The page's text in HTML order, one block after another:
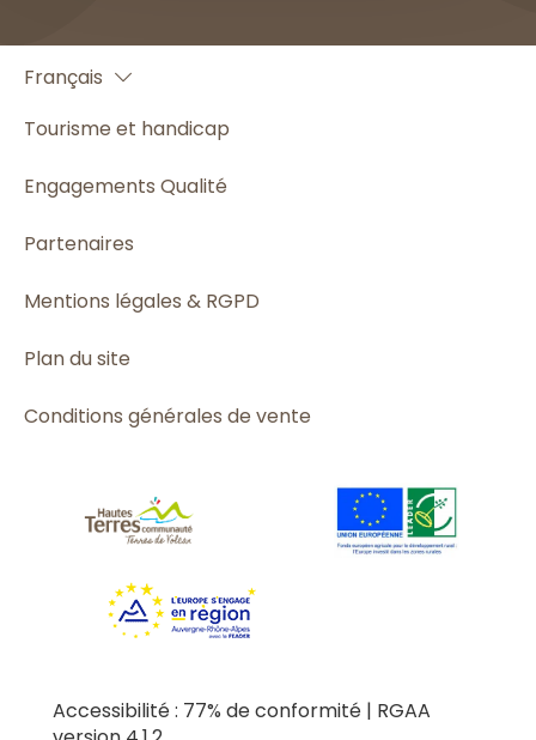
Français
Español
Tourisme et handicap
Engagements Qualité
Partenaires
Mentions légales & RGPD
Plan du site
Conditions générales de vente
Accessibilité : 77% de conformité | RGAA